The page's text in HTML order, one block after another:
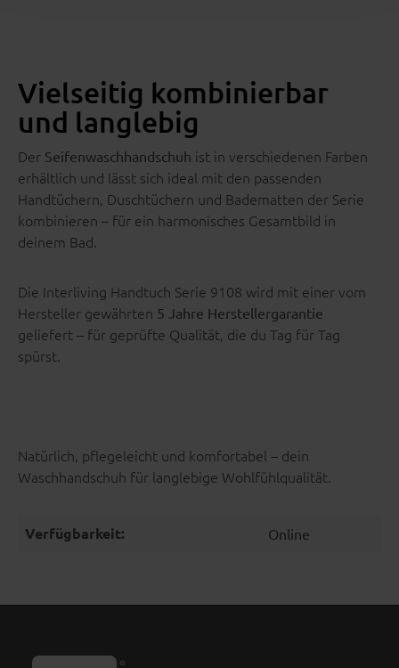
Vielseitig kombinierbar
und langlebig
Der Seifenwaschhandschuh ist in verschiedenen Farben
erhältlich und lässt sich ideal mit den passenden
Handtüchern, Duschtüchern und Badematten der Serie
kombinieren – für ein harmonisches Gesamtbild in
deinem Bad.
Die Interliving Handtuch Serie 9108 wird mit einer vom
Hersteller gewährten 5 Jahre Herstellergarantie
geliefert – für geprüfte Qualität, die du Tag für Tag
spürst.
Natürlich, pflegeleicht und komfortabel – dein
Waschhandschuh für langlebige Wohlfühlqualität.
Verfügbarkeit: Online